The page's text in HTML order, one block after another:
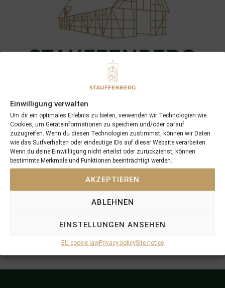
Einwilligung verwalten
Um dir ein optimales Erlebnis zu bieten, verwenden wir Technologien wie
Cookies, um Geräteinformationen zu speichern und/oder darauf
zuzugreifen. Wenn du diesen Technologien zustimmst, können wir Daten
wie das Surfverhalten oder eindeutige IDs auf dieser Website verarbeiten.
Wenn du deine Einwillligung nicht erteilst oder zurückziehst, können
bestimmte Merkmale und Funktionen beeinträchtigt werden.
AKZEPTIEREN
ABLEHNEN
EINSTELLUNGEN ANSEHEN
EU cookie lawPrivacy policySite notice